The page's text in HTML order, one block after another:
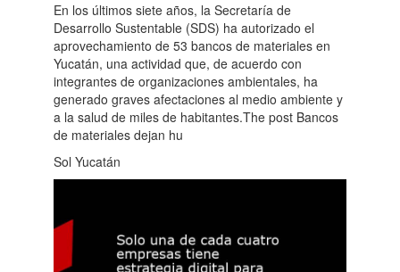
En los últimos siete años, la Secretaría de
Desarrollo Sustentable (SDS) ha autorizado el
aprovechamiento de 53 bancos de materiales en
Yucatán, una actividad que, de acuerdo con
integrantes de organizaciones ambientales, ha
generado graves afectaciones al medio ambiente y
a la salud de miles de habitantes.The post Bancos
de materiales dejan hu
Sol Yucatán